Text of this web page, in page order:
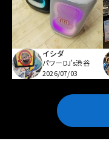
イシダ
パワーDJ's渋谷
2026/07/03